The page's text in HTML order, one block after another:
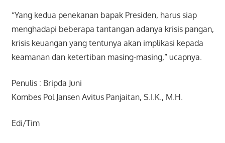
“Yang kedua penekanan bapak Presiden, harus siap
menghadapi beberapa tantangan adanya krisis pangan,
krisis keuangan yang tentunya akan implikasi kepada
keamanan dan ketertiban masing-masing,” ucapnya.
Penulis : Bripda Juni
Kombes Pol Jansen Avitus Panjaitan, S.I.K., M.H.
Edi/Tim